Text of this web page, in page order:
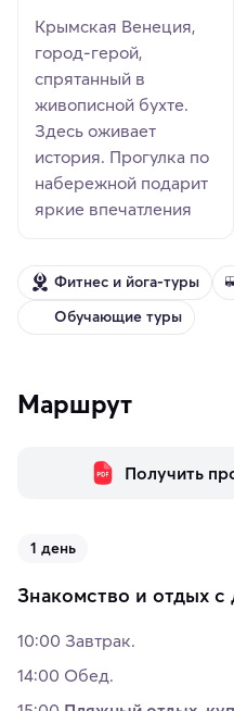
Крымская Венеция,
город-герой,
спрятанный в
живописной бухте.
Здесь оживает
история. Прогулка по
набережной подарит
яркие впечатления
Фитнес и йога-туры
Обучающие туры
Маршрут
Получить
1 день
Знакомство и отдых с
10:00 Завтрак.
14:00 Обед.